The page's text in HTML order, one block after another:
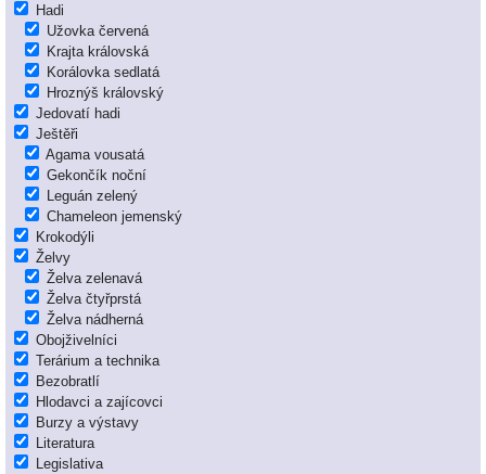
Hadi
Užovka červená
Krajta královská
Korálovka sedlatá
Hroznýš královský
Jedovatí hadi
Ještěři
Agama vousatá
Gekončík noční
Leguán zelený
Chameleon jemenský
Krokodýli
Želvy
Želva zelenavá
Želva čtyřprstá
Želva nádherná
Obojživelníci
Terárium a technika
Bezobratlí
Hlodavci a zajícovci
Burzy a výstavy
Literatura
Legislativa